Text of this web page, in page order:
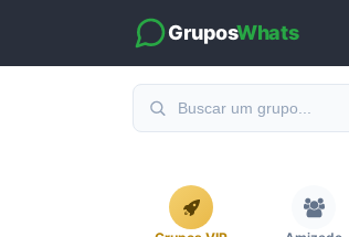
GruposWhats